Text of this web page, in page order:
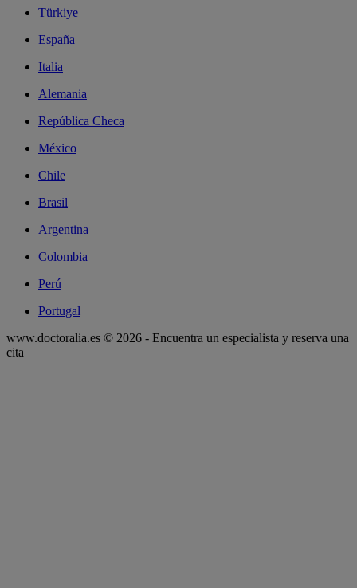
Türkiye
España
Italia
Alemania
República Checa
México
Chile
Brasil
Argentina
Colombia
Perú
Portugal
www.doctoralia.es © 2026 - Encuentra un especialista y reserva una
cita